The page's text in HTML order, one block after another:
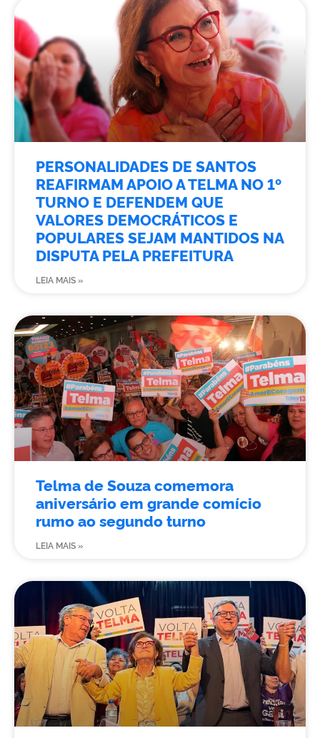
PERSONALIDADES DE SANTOS
REAFIRMAM APOIO A TELMA NO 1º
TURNO E DEFENDEM QUE
VALORES DEMOCRÁTICOS E
POPULARES SEJAM MANTIDOS NA
DISPUTA PELA PREFEITURA
LEIA MAIS »
Telma de Souza comemora
aniversário em grande comício
rumo ao segundo turno
LEIA MAIS »